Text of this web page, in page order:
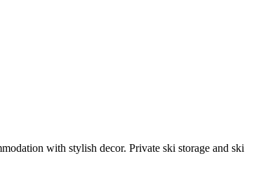
with stylish decor. Private ski storage and ski